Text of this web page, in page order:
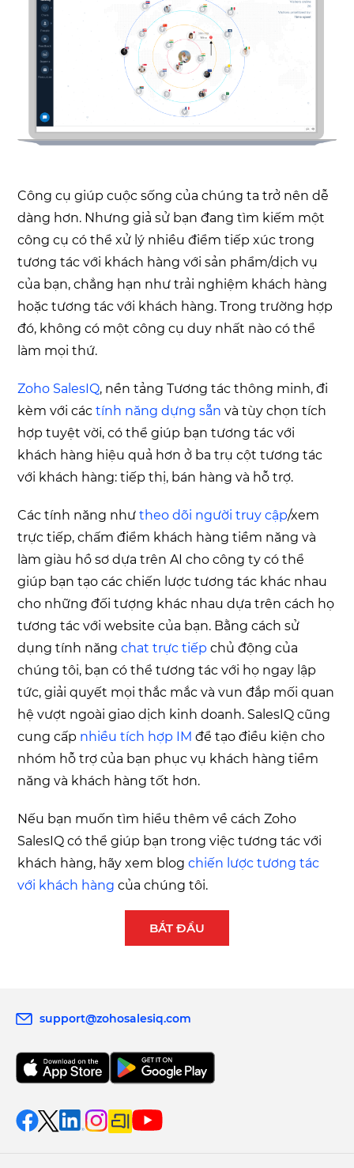
Công cụ giúp cuộc sống của chúng ta trở nên dễ
dàng hơn. Nhưng giả sử bạn đang tìm kiếm một
công cụ có thể xử lý nhiều điểm tiếp xúc trong
tương tác với khách hàng với sản phẩm/dịch vụ
của bạn, chẳng hạn như trải nghiệm khách hàng
hoặc tương tác với khách hàng. Trong trường hợp
đó, không có một công cụ duy nhất nào có thể
làm mọi thứ.
Zoho SalesIQ, nền tảng Tương tác thông minh, đi
kèm với cáctính năng dựng sẵnvà tùy chọn tích
hợp tuyệt vời, có thể giúp bạn tương tác với
khách hàng hiệu quả hơn ở ba trụ cột tương tác
với khách hàng: tiếp thị, bán hàng và hỗ trợ.
Các tính năng nhưtheo dõi người truy cập/xem
trực tiếp, chấm điểm khách hàng tiềm năng và
làm giàu hồ sơ dựa trên AI cho công ty có thể
giúp bạn tạo các chiến lược tương tác khác nhau
cho những đối tượng khác nhau dựa trên cách họ
tương tác với website của bạn. Bằng cách sử
dụng tính năngchat trực tiếp chủ động của
chúng tôi, bạn có thể tương tác với họ ngay lập
tức, giải quyết mọi thắc mắc và vun đắp mối quan
hệ vượt ngoài giao dịch kinh doanh. SalesIQ cũng
cung cấp nhiều tích hợp IMđể tạo điều kiện cho
nhóm hỗ trợ của bạn phục vụ khách hàng tiềm
năng và khách hàng tốt hơn.
Nếu bạn muốn tìm hiểu thêm về cách Zoho
SalesIQ có thể giúp bạn trong việc tương tác với
khách hàng, hãy xem blogchiến lược tương tác
với khách hàng của chúng tôi.
BẮT ĐẦU
support@zohosalesiq.com